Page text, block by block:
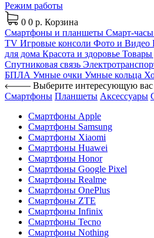
Режим работы
0 0 р. Корзина
Смартфоны и планшеты Смарт-часы
TV Игровые консоли Фото и Видео
для дома Красота и здоровье Товары
Спутниковая связь
БПЛА Умные очки Умные кольца
Выберите интересующую вас
Смартфоны Планшеты Аксессуары
Смартфоны Apple
Смартфоны Samsung
Смартфоны Xiaomi
Смартфоны Huawei
Смартфоны Honor
Смартфоны Google Pixel
Смартфоны Realme
Смартфоны OnePlus
Смартфоны ZTE
Смартфоны Infinix
Смартфоны Tecno
Смартфоны Nothing